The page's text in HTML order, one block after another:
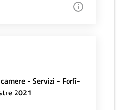
- Servizi - Forlì-
2021